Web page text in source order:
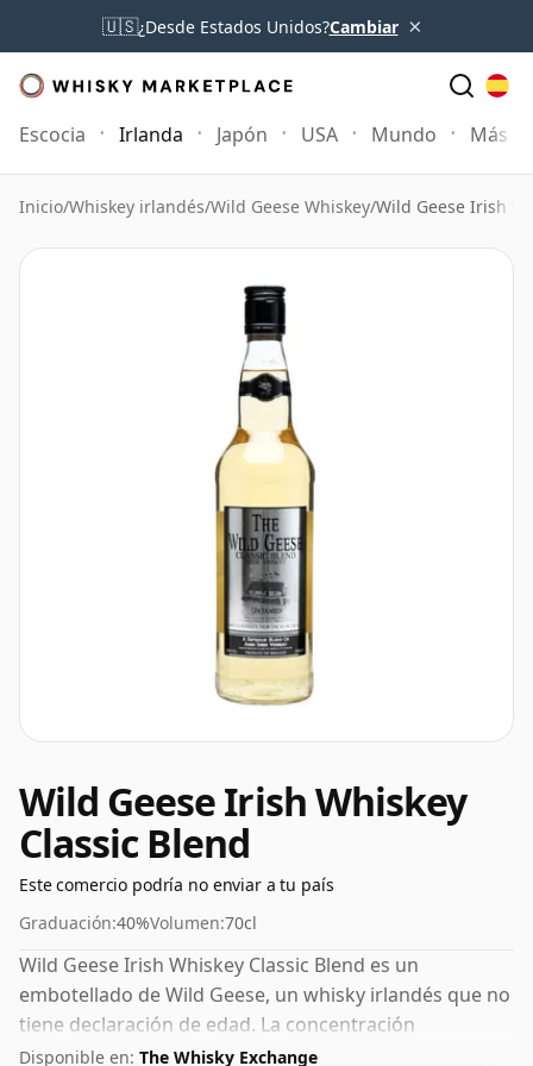
🇺🇸¿Desde Estados Unidos?Cambiar ×
Escocia Irlanda Japón USA Mundo Más
Inicio/Whiskey irlandés/Wild Geese Whiskey/Wild Geese Irish
Wild Geese Irish Whiskey
Classic Blend
Este comercio podría no enviar a tu país
Graduación:40%Volumen:70cl
Wild Geese Irish Whiskey Classic Blend es un
embotellado de Wild Geese, un whisky irlandés que no
tiene declaración de edad. La concentración
embotellada de este whisky es del 40%, que se
Disponible en: The Whisky Exchange